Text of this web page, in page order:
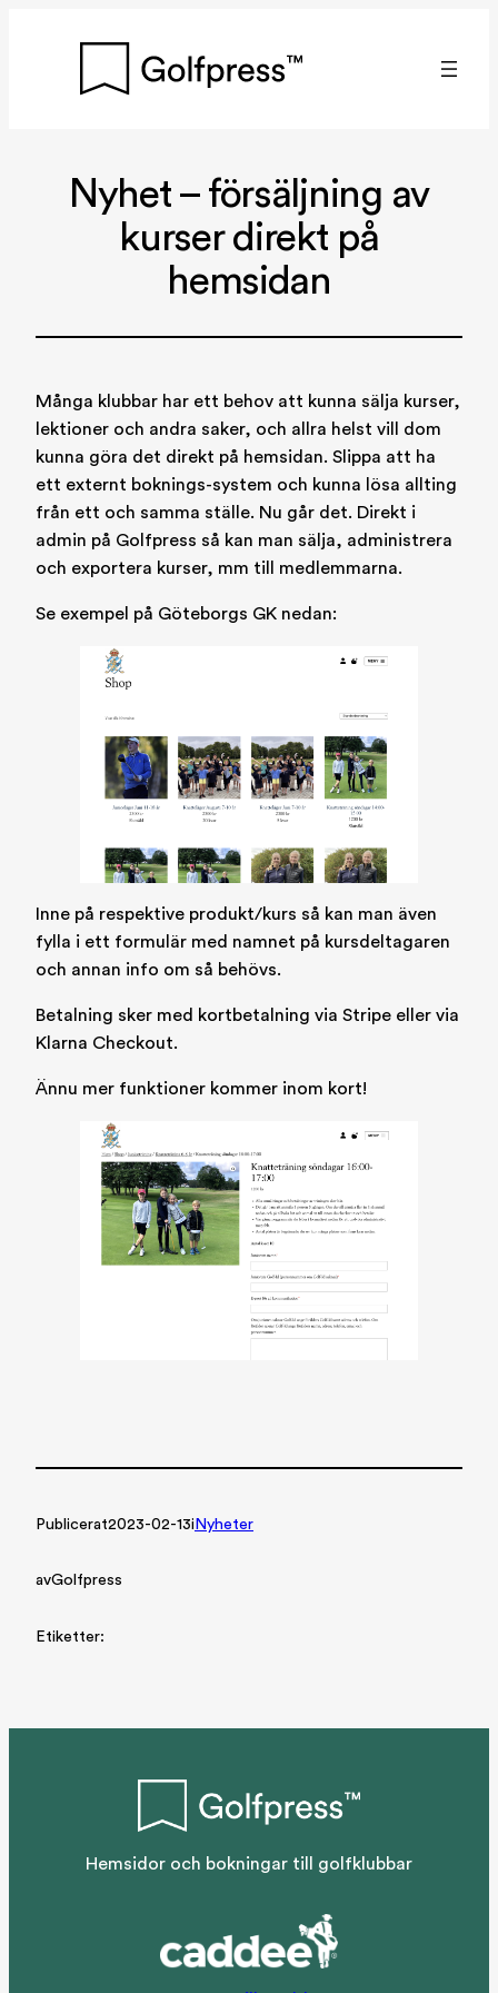
Nyhet – försäljning av
kurser direkt på
hemsidan
Många klubbar har ett behov att kunna sälja kurser,
lektioner och andra saker, och allra helst vill dom
kunna göra det direkt på hemsidan. Slippa att ha
ett externt boknings-system och kunna lösa allting
från ett och samma ställe. Nu går det. Direkt i
admin på Golfpress så kan man sälja, administrera
och exportera kurser, mm till medlemmarna.
Se exempel på Göteborgs GK nedan:
Inne på respektive produkt/kurs så kan man även
fylla i ett formulär med namnet på kursdeltagaren
och annan info om så behövs.
Betalning sker med kortbetalning via Stripe eller via
Klarna Checkout.
Ännu mer funktioner kommer inom kort!
Publicerat2023-02-13iNyheter
avGolfpress
Etiketter:
Hemsidor och bokningar till golfklubbar